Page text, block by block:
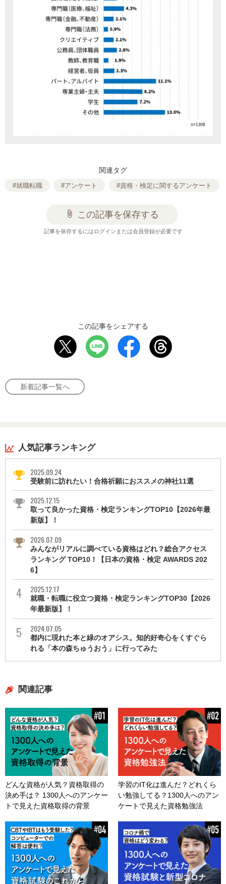
関連タグ
#就職転職 #アンケート #資格・検定に関するアンケート
attach_file この記事を保存する
記事を保存するにはログインまたは会員登録が必要です
この記事をシェアする
新着記事一覧へ
人気記事ランキング
2025.09.24
受験前に訪れたい！合格祈願におススメの神社11選
2025.12.15
取って良かった資格・検定ランキングTOP10【2026年最
新版】！
2026.07.09
みんながリアルに調べている資格はどれ？総合アクセス
ランキング TOP10！【日本の資格・検定 AWARDS 202
6】
2025.12.17
就職・転職に役立つ資格・検定ランキングTOP30【2026
年最新版】！
2024.07.05
都内に現れた本と緑のオアシス。知的好奇心をくすぐら
れる「本の森ちゅうおう」に行ってみた
関連記事
どんな資格が人気？資格取得の
決め手は？ 1300人へのアンケー
トで見えた資格取得の背景
学習のIT化は進んだ？どれくら
い勉強してる？1300人へのアン
ケートで見えた資格勉強法